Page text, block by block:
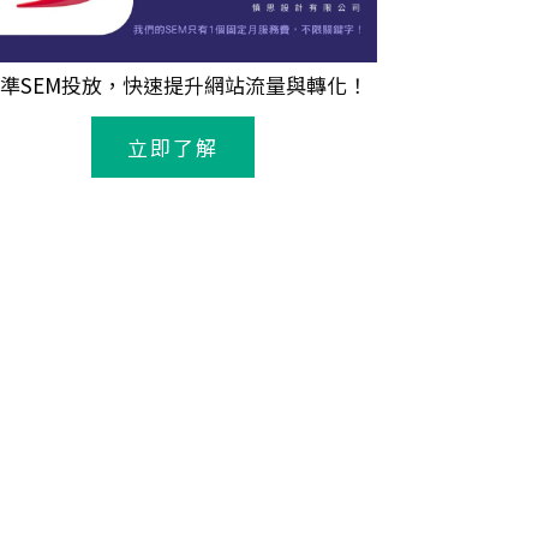
SEM投放，快速提升網站流量與轉化！
立即了解